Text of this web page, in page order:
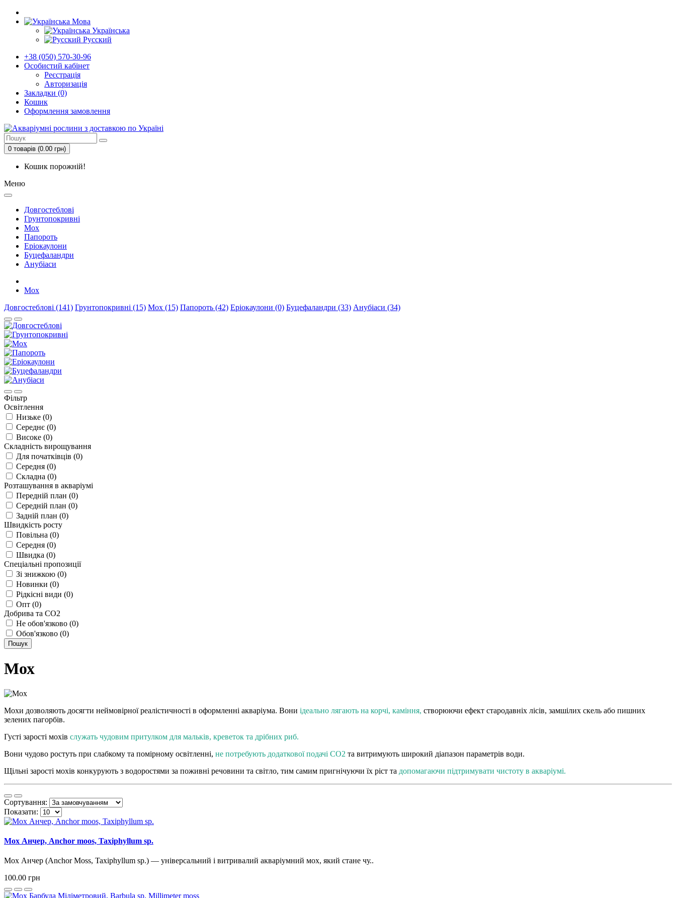
Мова
Українська
Русский
+38 (050) 570-30-96
Особистий кабінет
Реєстрація
Авторизація
Закладки (0)
Кошик
Оформлення замовлення
0 товарів (0.00 грн)
Кошик порожній!
Меню
Довгостеблові
Грунтопокривні
Мох
Папороть
Еріокаулони
Буцефаландри
Анубіаси
Мох
Довгостеблові (141) Грунтопокривні (15) Мох (15) Папороть (42) Еріокаулони (0) Буцефаландри (33) Анубіаси (34)
Фільтр
Освітлення
Низьке (0)
Середнє (0)
Високе (0)
Складність вирощування
Для початківців (0)
Середня (0)
Складна (0)
Розташування в акваріумі
Передній план (0)
Середній план (0)
Задній план (0)
Швидкість росту
Повільна (0)
Середня (0)
Швидка (0)
Спеціальні пропозиції
Зі знижкою (0)
Новинки (0)
Рідкісні види (0)
Опт (0)
Добрива та СО2
Не обов'язково (0)
Обов'язково (0)
Пошук
Мох
Мохи дозволяють досягти неймовірної реалістичності в оформленні акваріума. Вони ідеально лягають на корчі, каміння, створюючи ефект стародавніх лісів, замшілих скель або пишних
зелених пагорбів.
Густі зарості мохів служать чудовим притулком для мальків, креветок та дрібних риб.
Вони чудово ростуть при слабкому та помірному освітленні, не потребують додаткової подачі CO2 та витримують широкий діапазон параметрів води.
Щільні зарості мохів конкурують з водоростями за поживні речовини та світло, тим самим пригнічуючи їх ріст та допомагаючи підтримувати чистоту в акваріумі.
Сортування:
Показати:
Мох Анчер, Anchor moos, Taxiphyllum sp.
Мох Анчер (Anchor Moss, Taxiphyllum sp.) — універсальний і витривалий акваріумний мох, який стане чу..
100.00 грн